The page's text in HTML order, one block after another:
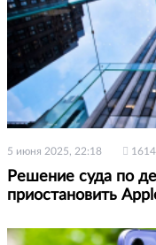
5 июня 2025, 22:18 1614
Решение суда по
приостановить